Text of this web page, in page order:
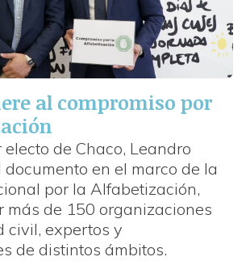
al compromiso por
de Chaco, Leandro
documento en el marco de la
por la Alfabetización,
más de 150 organizaciones
civil, expertos y
de distintos ámbitos.